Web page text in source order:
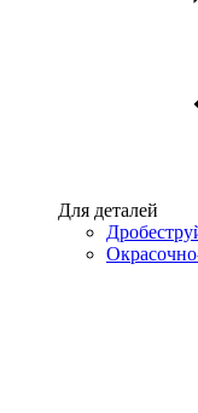
Для деталей